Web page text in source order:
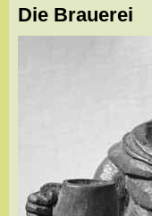
Die Brauerei